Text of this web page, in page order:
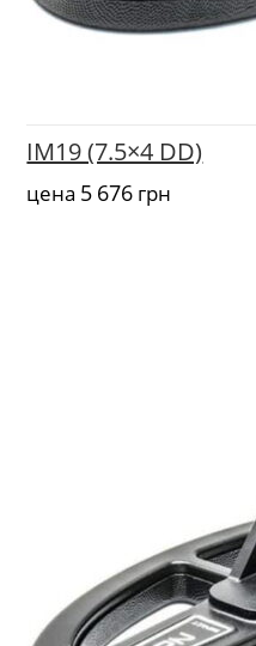
IM19 (7.5×4 DD)
цена 5 676грн